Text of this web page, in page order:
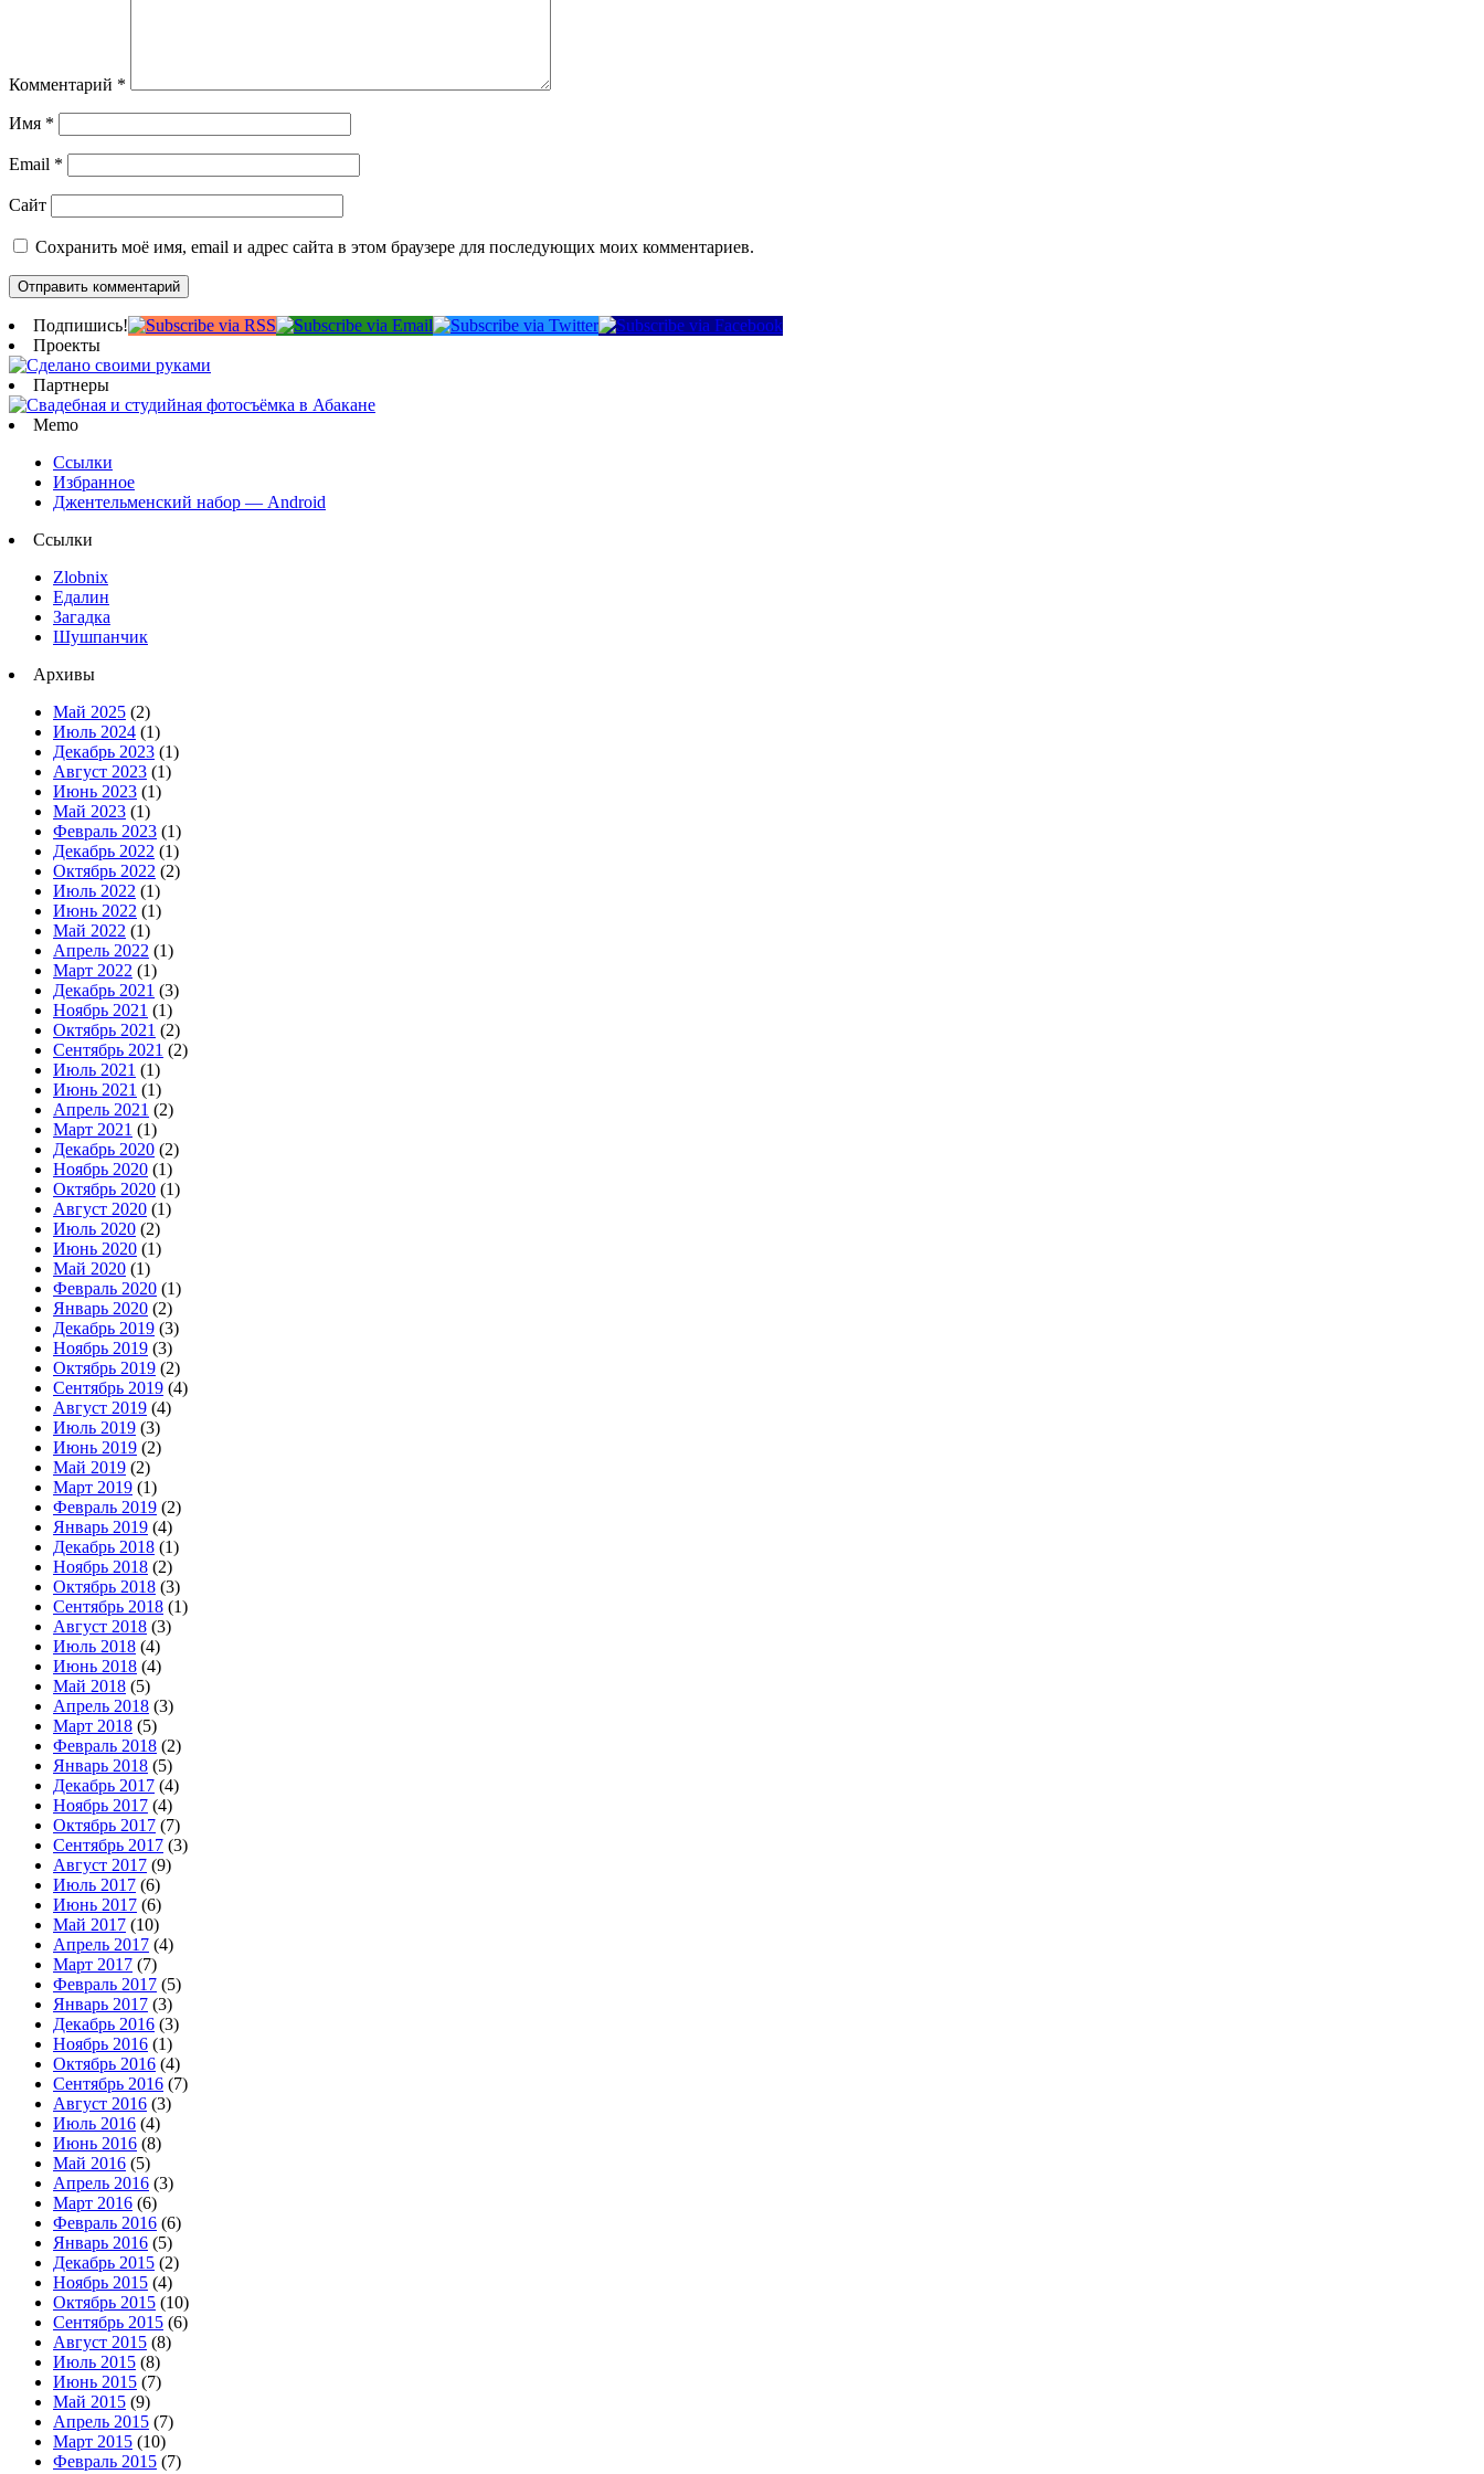
Комментарий *
Имя *
Email *
Сайт
Сохранить моё имя, email и адрес сайта в этом браузере для последующих моих комментариев.
Подпишись!
Проекты
Партнеры
Memo
Ссылки
Избранное
Джентельменский набор — Android
Ссылки
Zlobnix
Едалин
Загадка
Шушпанчик
Архивы
Май 2025 (2)
Июль 2024 (1)
Декабрь 2023 (1)
Август 2023 (1)
Июнь 2023 (1)
Май 2023 (1)
Февраль 2023 (1)
Декабрь 2022 (1)
Октябрь 2022 (2)
Июль 2022 (1)
Июнь 2022 (1)
Май 2022 (1)
Апрель 2022 (1)
Март 2022 (1)
Декабрь 2021 (3)
Ноябрь 2021 (1)
Октябрь 2021 (2)
Сентябрь 2021 (2)
Июль 2021 (1)
Июнь 2021 (1)
Апрель 2021 (2)
Март 2021 (1)
Декабрь 2020 (2)
Ноябрь 2020 (1)
Октябрь 2020 (1)
Август 2020 (1)
Июль 2020 (2)
Июнь 2020 (1)
Май 2020 (1)
Февраль 2020 (1)
Январь 2020 (2)
Декабрь 2019 (3)
Ноябрь 2019 (3)
Октябрь 2019 (2)
Сентябрь 2019 (4)
Август 2019 (4)
Июль 2019 (3)
Июнь 2019 (2)
Май 2019 (2)
Март 2019 (1)
Февраль 2019 (2)
Январь 2019 (4)
Декабрь 2018 (1)
Ноябрь 2018 (2)
Октябрь 2018 (3)
Сентябрь 2018 (1)
Август 2018 (3)
Июль 2018 (4)
Июнь 2018 (4)
Май 2018 (5)
Апрель 2018 (3)
Март 2018 (5)
Февраль 2018 (2)
Январь 2018 (5)
Декабрь 2017 (4)
Ноябрь 2017 (4)
Октябрь 2017 (7)
Сентябрь 2017 (3)
Август 2017 (9)
Июль 2017 (6)
Июнь 2017 (6)
Май 2017 (10)
Апрель 2017 (4)
Март 2017 (7)
Февраль 2017 (5)
Январь 2017 (3)
Декабрь 2016 (3)
Ноябрь 2016 (1)
Октябрь 2016 (4)
Сентябрь 2016 (7)
Август 2016 (3)
Июль 2016 (4)
Июнь 2016 (8)
Май 2016 (5)
Апрель 2016 (3)
Март 2016 (6)
Февраль 2016 (6)
Январь 2016 (5)
Декабрь 2015 (2)
Ноябрь 2015 (4)
Октябрь 2015 (10)
Сентябрь 2015 (6)
Август 2015 (8)
Июль 2015 (8)
Июнь 2015 (7)
Май 2015 (9)
Апрель 2015 (7)
Март 2015 (10)
Февраль 2015 (7)